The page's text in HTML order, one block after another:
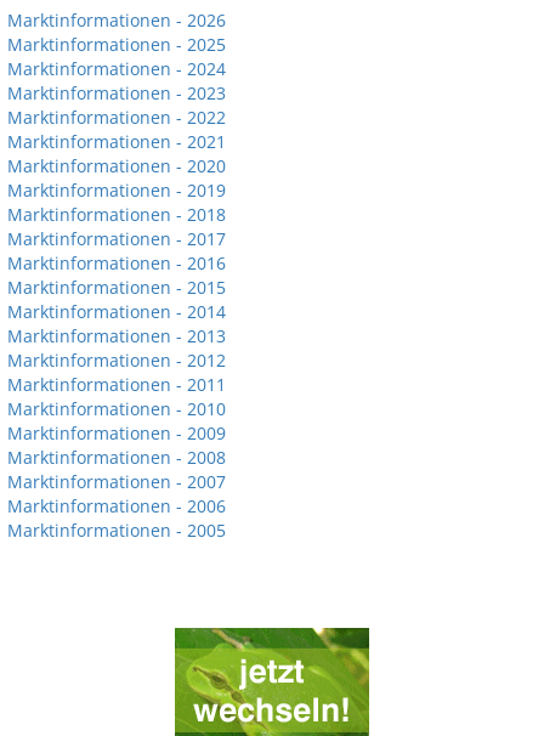
Marktinformationen - 2026
Marktinformationen - 2025
Marktinformationen - 2024
Marktinformationen - 2023
Marktinformationen - 2022
Marktinformationen - 2021
Marktinformationen - 2020
Marktinformationen - 2019
Marktinformationen - 2018
Marktinformationen - 2017
Marktinformationen - 2016
Marktinformationen - 2015
Marktinformationen - 2014
Marktinformationen - 2013
Marktinformationen - 2012
Marktinformationen - 2011
Marktinformationen - 2010
Marktinformationen - 2009
Marktinformationen - 2008
Marktinformationen - 2007
Marktinformationen - 2006
Marktinformationen - 2005